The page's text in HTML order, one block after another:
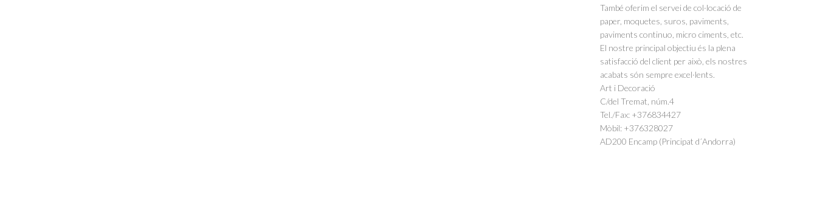
També oferim el servei de col·locació de
paper, moquetes, suros, paviments,
paviments continuo, micro ciments, etc.
El nostre principal objectiu és la plena
satisfacció del client per això, els nostres
acabats són sempre excel·lents.
Art i Decoració
C/del Tremat, núm.4
Tel./Fax: +376834427
Mòbil: +376328027
AD200 Encamp (Principat d´Andorra)